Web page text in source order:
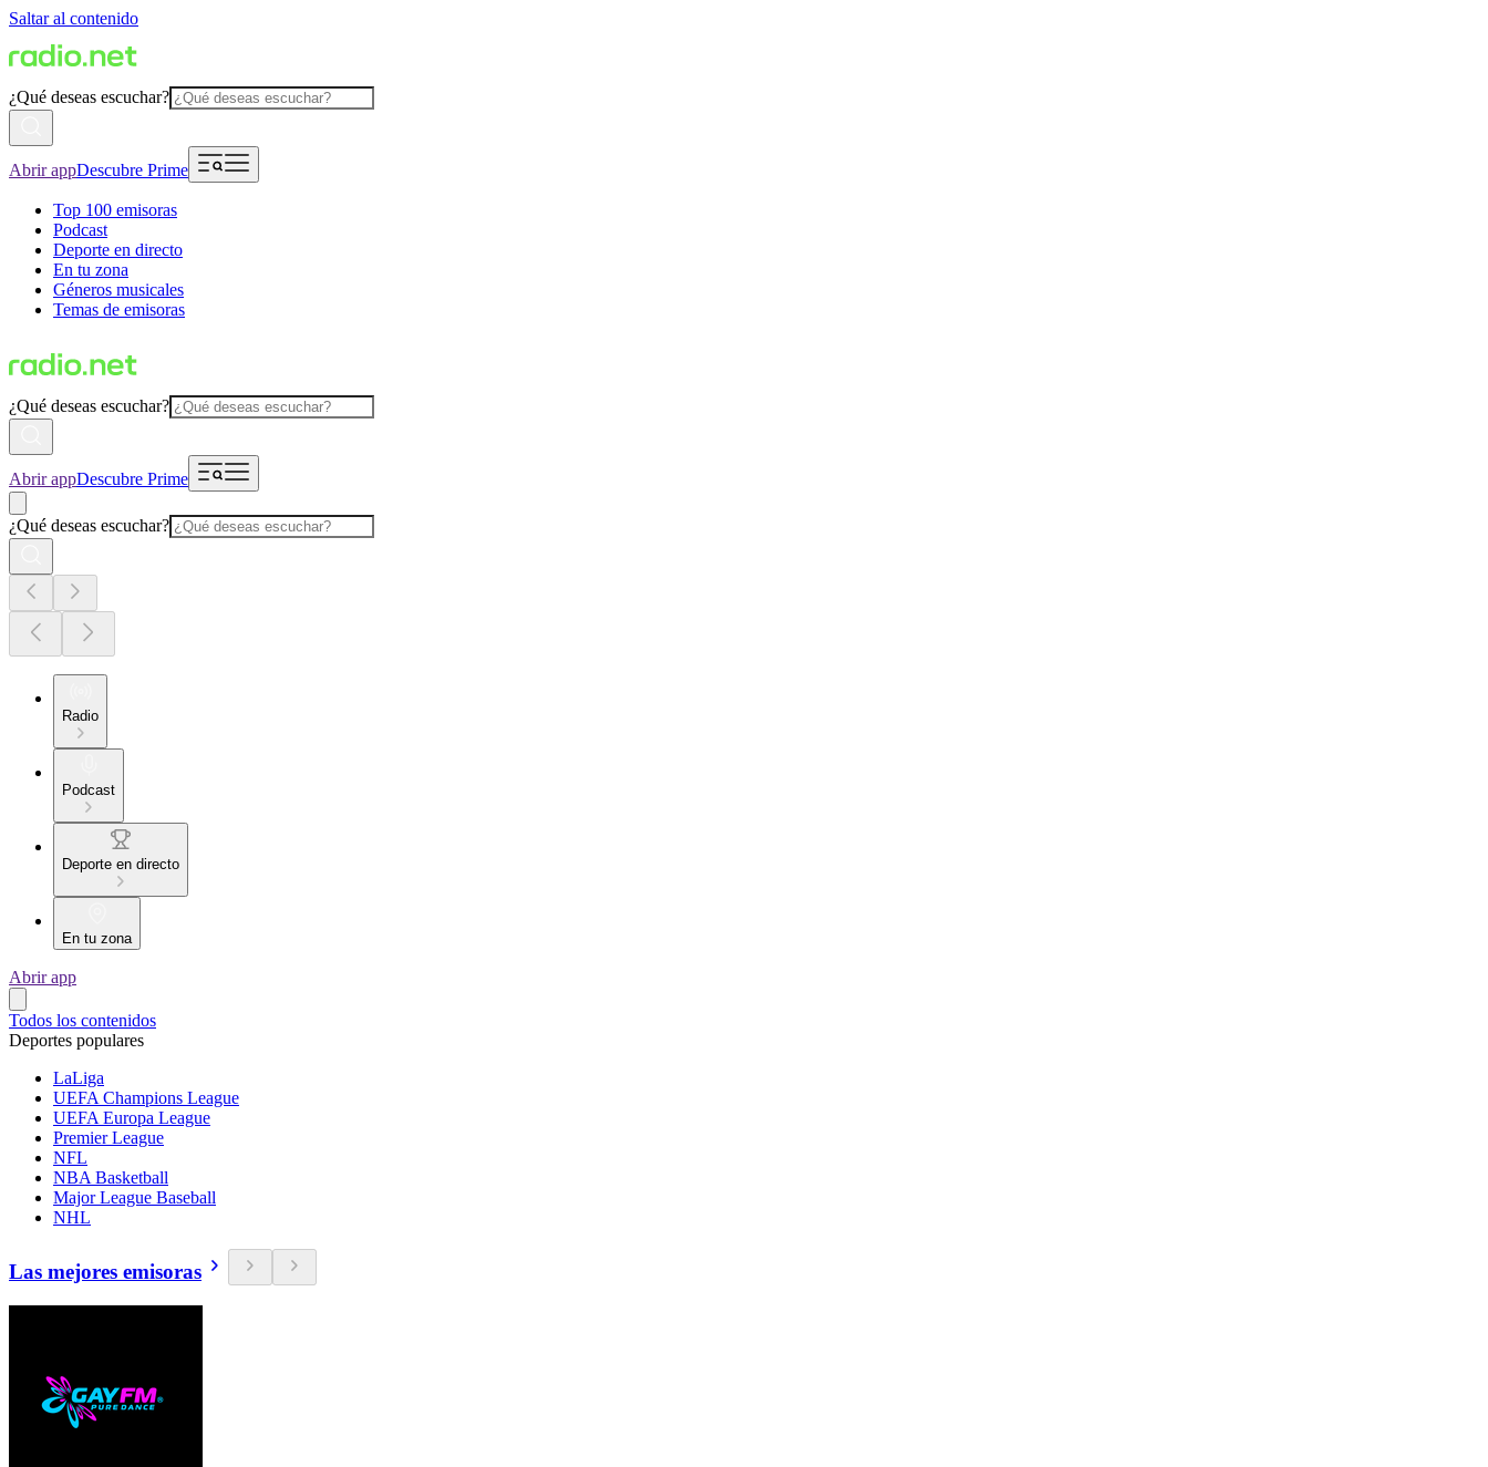
Saltar al contenido
¿Qué deseas escuchar?
Abrir appDescubre Prime
Top 100 emisoras
Podcast
Deporte en directo
En tu zona
Géneros musicales
Temas de emisoras
¿Qué deseas escuchar?
Abrir appDescubre Prime
¿Qué deseas escuchar?
Radio
Podcast
Deporte en directo
En tu zona
Abrir app
Todos los contenidos
Deportes populares
LaLiga
UEFA Champions League
UEFA Europa League
Premier League
NFL
NBA Basketball
Major League Baseball
NHL
Las mejores emisoras